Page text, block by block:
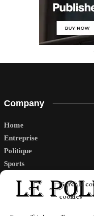
Gérer le
cookies
Company
Home
Entreprise
Politique
Sports